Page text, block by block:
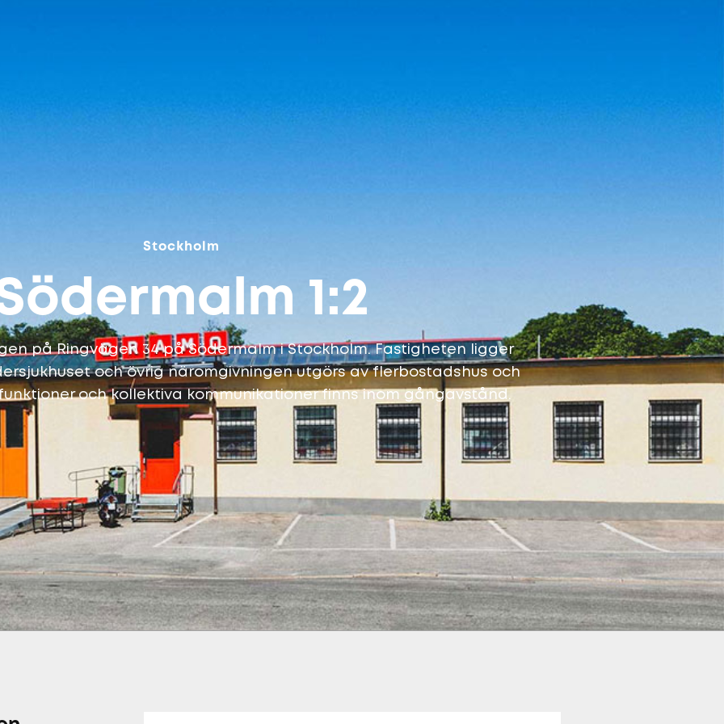
Stockholm
1:2
på Ringvägen 34 på Södermalm i Stockholm. Fastigheten ligger
och övrig näromgivningen utgörs av flerbostadshus och
och kollektiva kommunikationer finns inom gångavstånd.